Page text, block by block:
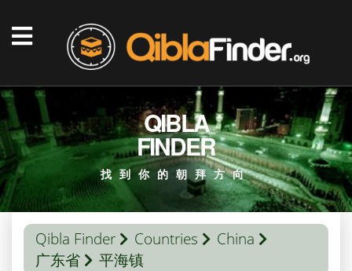
QIBLA
FINDER
找到你的朝拜方向
Qibla Finder Countries
China
广东省
平海镇